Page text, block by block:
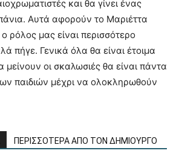
και θα γίνει ένας
Αυτά αφορούν το Μαριέττα
ρόλος μας είναι περισσότερο
πήγε. Γενικά όλα θα είναι έτοιμα
οι σκαλωσιές θα είναι πάντα
παιδιών μέχρι να ολοκληρωθούν
ΠΕΡΙΣΣΟΤΕΡΑ ΑΠΟ ΤΟΝ ΔΗΜΙΟΥΡΓΟ